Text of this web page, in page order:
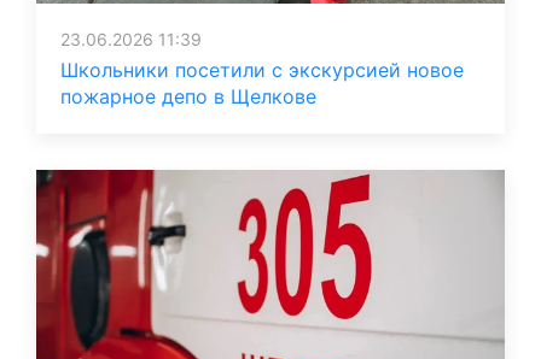
23.06.2026 11:39
Школьники посетили с экскурсией новое
пожарное депо в Щелкове